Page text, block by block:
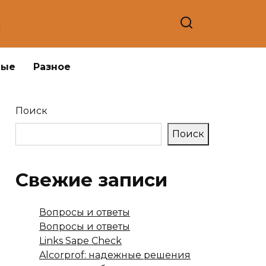
Разное
Поиск
Поиск
Свежие записи
Вопросы и ответы
Вопросы и ответы
Links Sape Check
Alcorprof: надежные решения